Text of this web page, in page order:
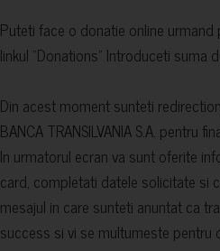
Puteti face o donatie online
linkul “Donations” Introduceti suma
Din acest moment sunteti
BANCA TRANSILVANIA S.A. pentru
In urmatorul ecran va sunt oferite
card, completati datele solicitate si
mesajul in care sunteti anuntat ca
success si vi se multumeste pentru